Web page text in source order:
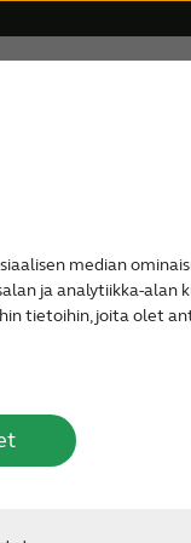
median
ja analytiikka-
tietoihin, joita olet